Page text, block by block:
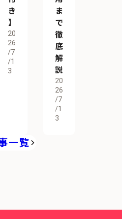
き
】
20
26
/7
/1
3
ま
で
徹
底
解
説
20
26
/7
/1
3
一覧